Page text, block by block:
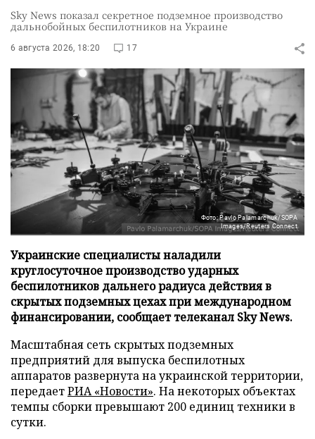
Sky News показал секретное подземное производство
дальнобойных беспилотников на Украине
6 августа 2026, 18:20 17
Фото: Pavlo Palamarchuk/SOPA
Images/Reuters Connect
Украинские специалисты наладили
круглосуточное производство ударных
беспилотников дальнего радиуса действия в
скрытых подземных цехах при международном
финансировании, сообщает телеканал Sky News.
Масштабная сеть скрытых подземных
предприятий для выпуска беспилотных
аппаратов развернута на украинской территории,
передаетРИА «Новости». На некоторых объектах
темпы сборки превышают 200 единиц техники в
сутки.